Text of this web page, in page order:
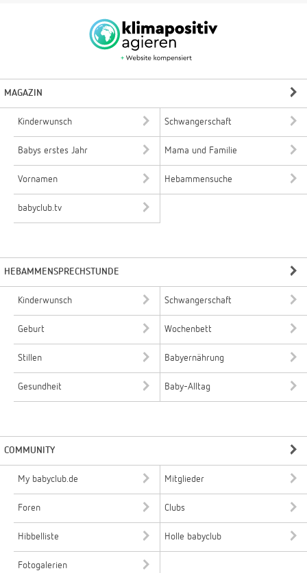
MAGAZIN
Kinderwunsch Schwangerschaft
Babys erstes Jahr Mama und Familie
Vornamen Hebammensuche
babyclub.tv
HEBAMMENSPRECHSTUNDE
Kinderwunsch Schwangerschaft
Geburt Wochenbett
Stillen Babyernährung
Gesundheit Baby-Alltag
COMMUNITY
My babyclub.de Mitglieder
Foren Clubs
Hibbelliste Holle babyclub
Fotogalerien